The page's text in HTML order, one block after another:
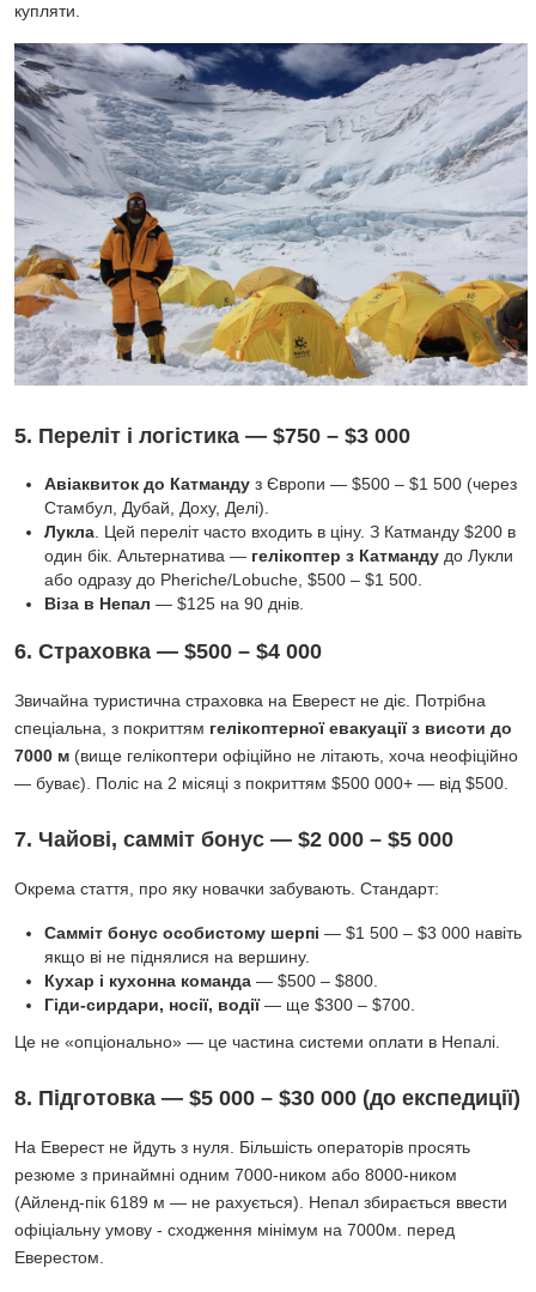
купляти.
5. Переліт і логістика — $750 – $3 000
Авіаквиток до Катманду з Європи — $500 – $1 500 (через
Стамбул, Дубай, Доху, Делі).
Лукла . Цей переліт часто входить в ціну. З Катманду $200 в
один бік. Альтернатива — гелікоптер з Катманду до Лукли
або одразу до Pheriche/Lobuche, $500 – $1 500.
Віза в Непал — $125 на 90 днів.
6. Страховка — $500 – $4 000
Звичайна туристична страховка на Еверест не діє. Потрібна
спеціальна, з покриттям гелікоптерної евакуації з висоти до
7000 м (вище гелікоптери офіційно не літають, хоча неофіційно
— буває). Поліс на 2 місяці з покриттям $500 000+ — від $500.
7. Чайові, самміт бонус — $2 000 – $5 000
Окрема стаття, про яку новачки забувають. Стандарт:
Самміт бонус особистому шерпі — $1 500 – $3 000 навіть
якщо ві не піднялися на вершину.
Кухар і кухонна команда — $500 – $800.
Гіди-сирдари, носії, водії— ще $300 – $700.
Це не «опціонально» — це частина системи оплати в Непалі.
8. Підготовка — $5 000 – $30 000 (до експедиції)
На Еверест не йдуть з нуля. Більшість операторів просять
резюме з принаймні одним 7000-ником або 8000-ником
(Айленд-пік 6189 м — не рахується). Непал збирається ввести
офіціальну умову - сходження мінімум на 7000м. перед
Еверестом.